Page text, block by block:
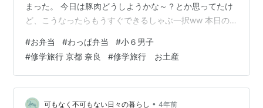
まった。 今日は豚肉どうしようかな～？とか思ってたけ
ど、こうなったらもうすぐできるしゃぶ一択ww 本日の
（キャベツサラダミックス＆ミニトマト） 茄子の塩ナム
ル 味玉 あかりふりかけご飯 今朝のお弁当作り 豚肉茹で
ました。 今日は青じそドレッシングをかけました。 茄子
はレンチンで。 耐熱容器に入れてごま油＋鶏がらスープ
の素＋塩をざっくり混ぜて蓋をして600wで4分加熱。 仕
#お弁当 #わっぱ弁当 #小６男子
#修学旅行 京都 奈良 #修学旅行 お土産
可もなく不可もない日々の暮らし • 4年前